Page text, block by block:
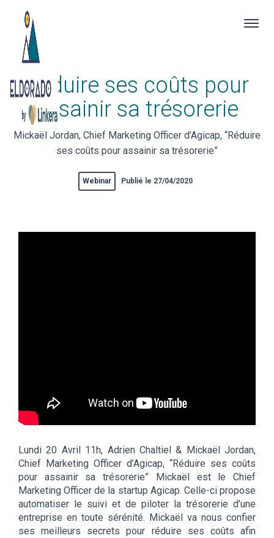
main
content
Réduire ses coûts pour
assainir sa trésorerie
Mickaël Jordan, Chief Marketing Officer d’Agicap, “Réduire
ses coûts pour assainir sa trésorerie”
Webinar Publié le 27/04/2020
Lundi 20 Avril 11h, Adrien Chaltiel & Mickaël Jordan,
Chief Marketing Officer d’Agicap, “Réduire ses coûts
pour assainir sa trésorerie” Mickaël est le Chief
Marketing Officer de la startup Agicap. Celle-ci propose
automatiser le suivi et de piloter la trésorerie d’une
entreprise en toute sérénité. Mickaël va nous confier
ses meilleurs secrets pour réduire ses coûts afin